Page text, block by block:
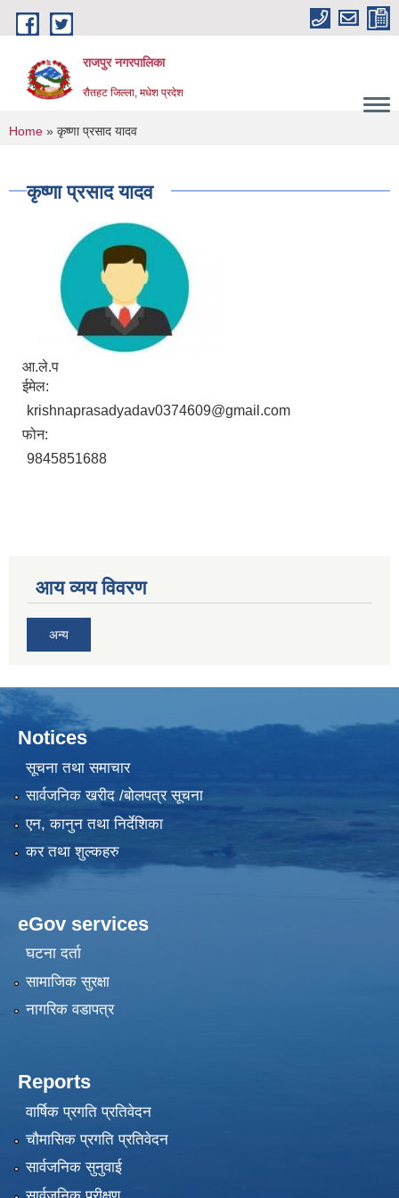
Skip to main content
राजपुर नगरपालिका
रौतहट जिल्ला, मधेश प्रदेश
You are here
Home » कृष्णा प्रसाद यादव
कृष्णा प्रसाद यादव
आ.ले.प
ईमेल:
krishnaprasadyadav0374609@gmail.com
फोन:
9845851688
आय व्यय विवरण
अन्य
Notices
सूचना तथा समाचार
सार्वजनिक खरीद /बोलपत्र सूचना
एन, कानुन तथा निर्देशिका
कर तथा शुल्कहरु
eGov services
घटना दर्ता
सामाजिक सुरक्षा
नागरिक वडापत्र
Reports
वार्षिक प्रगति प्रतिवेदन
चौमासिक प्रगति प्रतिवेदन
सार्वजनिक सुनुवाई